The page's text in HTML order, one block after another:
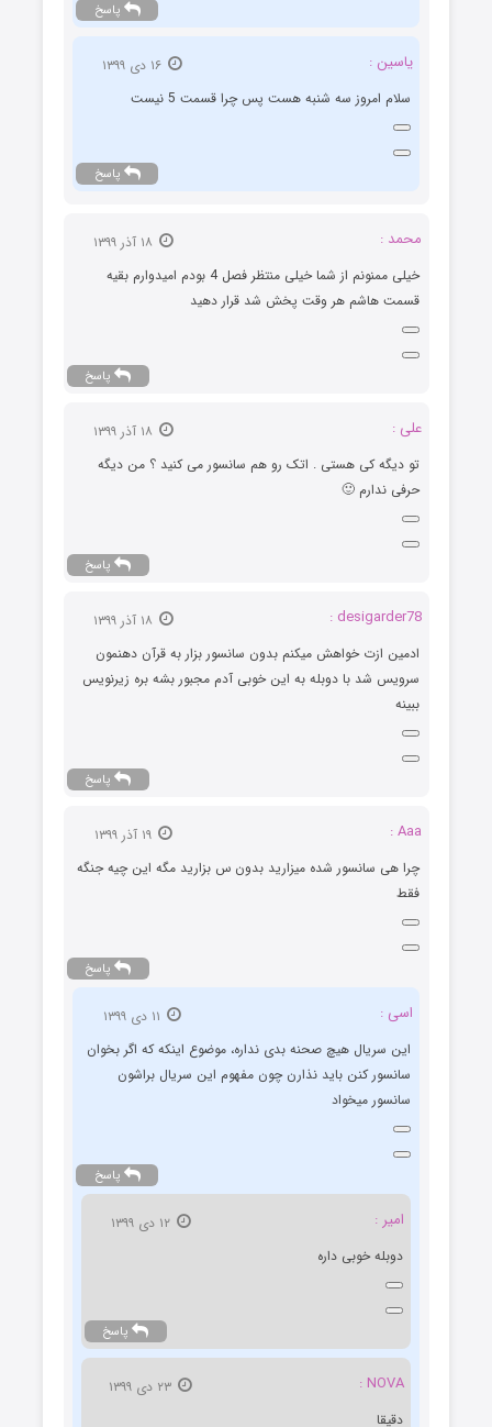
پاسخ
یاسین :
سلام امروز سه شنبه هست پس چرا قسمت 5 نیست
پاسخ
محمد :
خیلی ممنونم از شما خیلی منتظر فصل 4 بودم امیدوارم بقیه
قسمت هاشم هر وقت پخش شد قرار دهید
پاسخ
علی :
تو دیگه کی هستی . اتک رو هم سانسور می کنید ؟ من دیگه
حرفی ندارم 🙂
پاسخ
desigarder78 :
ادمین ازت خواهش میکنم بدون سانسور بزار به قرآن دهنمون
سرویس شد با دوبله به این خوبی آدم مجبور بشه بره زیرنویس
ببینه
پاسخ
Aaa :
چرا هی سانسور شده میزارید بدون س بزارید مگه این چیه جنگه
فقط
پاسخ
اسی :
این سریال هیچ صحنه بدی نداره، موضوع اینکه که اگر بخوان
سانسور کنن باید نذارن چون مفهوم این سریال براشون
سانسور میخواد
پاسخ
امیر :
۱۲ دی ۱۳۹۹
دوبله خوبی داره
پاسخ
NOVA :
دقیقا